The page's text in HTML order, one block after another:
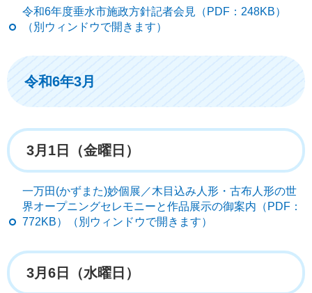
令和6年度垂水市施政方針記者会見（PDF：248KB）
（別ウィンドウで開きます）
令和6年3月
3月1日（金曜日）
一万田(かずまた)妙個展／木目込み人形・古布人形の世
界オープニングセレモニーと作品展示の御案内（PDF：
772KB）（別ウィンドウで開きます）
3月6日（水曜日）